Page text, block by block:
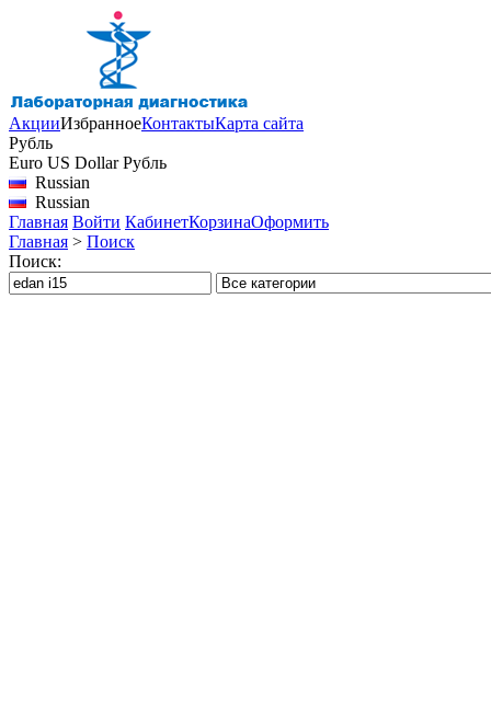
АкцииИзбранноеКонтактыКарта сайта
Рубль
Euro US Dollar Рубль
Russian
Russian
Главная Войти КабинетКорзинаОформить
Главная > Поиск
Поиск: